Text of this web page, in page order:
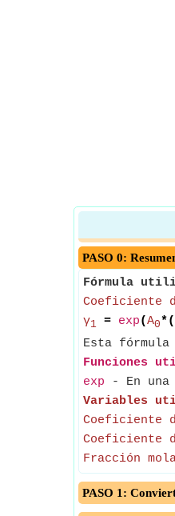
PASO 0:
Fórmula
Coeficiente
γ1 = exp(A0*(
Esta fórmula
Funciones
exp - En
Variables
Coeficiente
Coeficiente
Fracción
PASO 1: